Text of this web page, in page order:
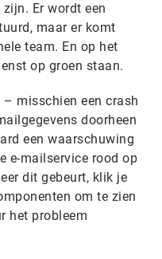
Er wordt een
maar er komt
team. En op het
op groen staan.
misschien een crash
doorheen
een waarschuwing
e-mailservice rood op
dit gebeurt, klik je
om te zien
het probleem